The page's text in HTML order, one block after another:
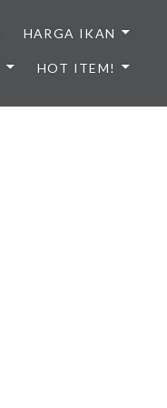
HARGA IKAN
HOT ITEM!